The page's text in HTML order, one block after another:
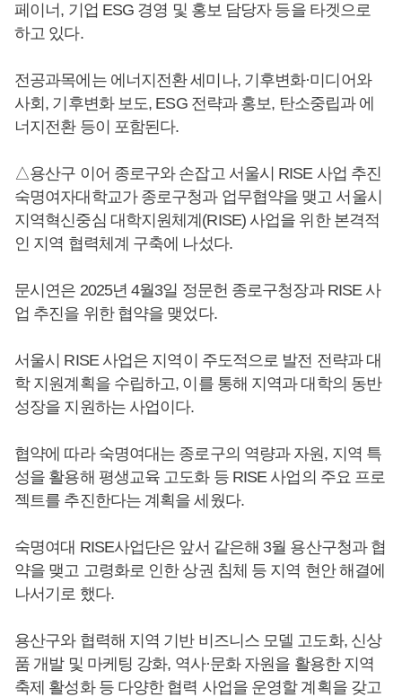
페이너, 기업 ESG 경영 및 홍보 담당자 등을 타겟으로
하고 있다.
전공과목에는 에너지전환 세미나, 기후변화·미디어와
사회, 기후변화 보도, ESG 전략과 홍보, 탄소중립과 에
너지전환 등이 포함된다.
△용산구 이어 종로구와 손잡고 서울시 RISE 사업 추진
숙명여자대학교가 종로구청과 업무협약을 맺고 서울시
지역혁신중심 대학지원체계(RISE) 사업을 위한 본격적
인 지역 협력체계 구축에 나섰다.
문시연은 2025년 4월3일 정문헌 종로구청장과 RISE 사
업 추진을 위한 협약을 맺었다.
서울시 RISE 사업은 지역이 주도적으로 발전 전략과 대
학 지원계획을 수립하고, 이를 통해 지역과 대학의 동반
성장을 지원하는 사업이다.
협약에 따라 숙명여대는 종로구의 역량과 자원, 지역 특
성을 활용해 평생교육 고도화 등 RISE 사업의 주요 프로
젝트를 추진한다는 계획을 세웠다.
숙명여대 RISE사업단은 앞서 같은해 3월 용산구청과 협
약을 맺고 고령화로 인한 상권 침체 등 지역 현안 해결에
나서기로 했다.
용산구와 협력해 지역 기반 비즈니스 모델 고도화, 신상
품 개발 및 마케팅 강화, 역사·문화 자원을 활용한 지역
축제 활성화 등 다양한 협력 사업을 운영할 계획을 갖고